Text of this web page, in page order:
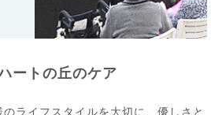
ートの丘のケア
ライフスタイルを大切に、優しさと